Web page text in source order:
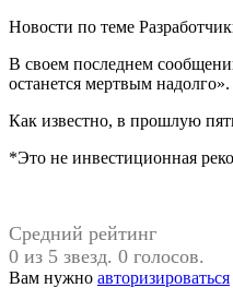
Новости по теме
В своем последнем
останется мертвым
Как известно, в прошлую
*Это не инвестиционная
Средний рейтинг
0 из 5 звезд. 0 голосов.
Вам нужно авторизироваться